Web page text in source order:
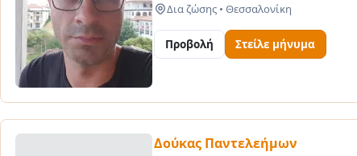
Δια ζώσης • Θεσσαλονίκη
Προβολή Στείλε μήνυμα
Δούκας Παντελεήμων